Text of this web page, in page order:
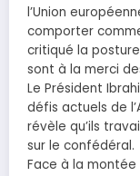
l’Union
comporter
critiqué la
sont à la merci
Le Président
défis actuels de
révèle qu’ils
sur le confédéral.
Face à la montée